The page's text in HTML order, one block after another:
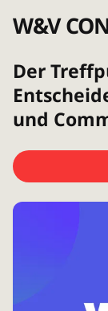
W&V
Der
und